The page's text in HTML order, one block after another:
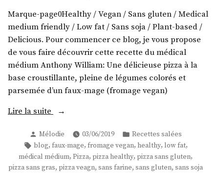
Marque-page0Healthy / Vegan / Sans gluten / Medical
medium friendly / Low fat / Sans soja / Plant-based /
Delicious. Pour commencer ce blog, je vous propose
de vous faire découvrir cette recette du médical
médium Anthony William: Une délicieuse pizza à la
base croustillante, pleine de légumes colorés et
parsemée d’un faux-mage (fromage vegan)
Lire la suite « Une
croustillante
qui
a
Publié
par
Mélodie 03/06/2019
Publié
dans
Recettes salées
Étiquettes :
blog, faux-mage, fromage vegan, healthy, low fat,
médical médium, Pizza, pizza healthy, pizza sans gluten,
pizza sans gras, pizza veagn, sans farine, sans gluten, sans soja